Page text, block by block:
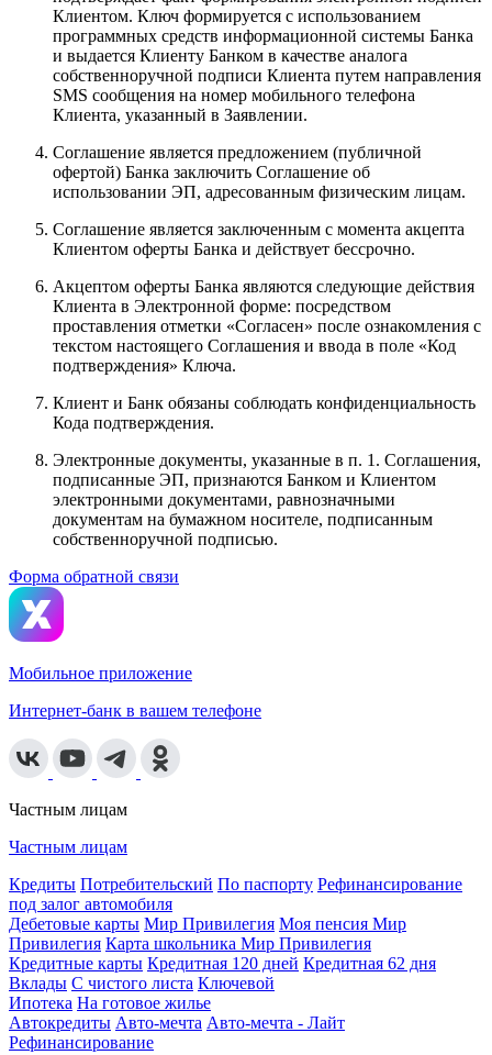
Клиентом. Ключ формируется с использованием
программных средств информационной системы Банка
и выдается Клиенту Банком в качестве аналога
собственноручной подписи Клиента путем направления
SMS сообщения на номер мобильного телефона
Клиента, указанный в Заявлении.
Соглашение является предложением (публичной
офертой) Банка заключить Соглашение об
использовании ЭП, адресованным физическим лицам.
Соглашение является заключенным с момента акцепта
Клиентом оферты Банка и действует бессрочно.
Акцептом оферты Банка являются следующие действия
Клиента в Электронной форме: посредством
проставления отметки «Согласен» после ознакомления с
текстом настоящего Соглашения и ввода в поле «Код
подтверждения» Ключа.
Клиент и Банк обязаны соблюдать конфиденциальность
Кода подтверждения.
Электронные документы, указанные в п. 1. Соглашения,
подписанные ЭП, признаются Банком и Клиентом
электронными документами, равнозначными
документам на бумажном носителе, подписанным
собственноручной подписью.
Форма обратной связи
Мобильное приложение
Интернет-банк в вашем телефоне
Частным лицам
Частным лицам
Кредиты Потребительский По паспорту Рефинансирование
под залог автомобиля
Дебетовые карты Мир Привилегия Моя пенсия Мир
Привилегия Карта школьника Мир Привилегия
Кредитные карты Кредитная 120 дней Кредитная 62 дня
Вклады С чистого листа Ключевой
Ипотека На готовое жилье
Автокредиты Авто-мечта Авто-мечта - Лайт
Рефинансирование